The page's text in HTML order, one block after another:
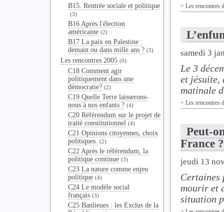
B15. Rentrée sociale et politique
(3)
B16 Après l'élection
américaine (2)
B17 La paix en Palestine :
demain ou dans mille ans ? (3)
Les rencontres 2005 (0)
C18 Comment agir
politiquement dans une
démocratie? (2)
C19 Quelle Terre laisserons-
nous à nos enfants ? (4)
C20 Référendum sur le projet de
traité constitutionnel (4)
C21 Opinions citoyennes, choix
politiques. (2)
C22 Après le référendum, la
politique continue (3)
C23 La nature comme enjeu
politique (4)
C24 Le modèle social
français (3)
C25 Banlieues : les Exclus de la
> Les rencontres
samedi 3
Le 3
et jésuite,
matinale
> Les rencontres
Peut-
France ?
jeudi 13
Certaines
mourir et
situation